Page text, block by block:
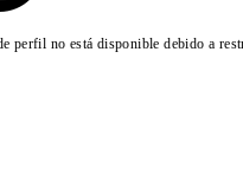
perfil no está disponible debido a